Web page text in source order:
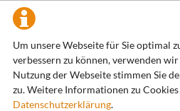
Um unsere Webseite für Sie optimal
verbessern zu können, verwenden
Nutzung der Webseite stimmen Sie
zu. Weitere Informationen zu
Datenschutzerklärung.
Zens Widerstandsschweißtechnik Artikel